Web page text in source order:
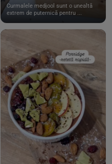
Curmalele medjool sunt o unealtă
extrem de puternică pentru ...